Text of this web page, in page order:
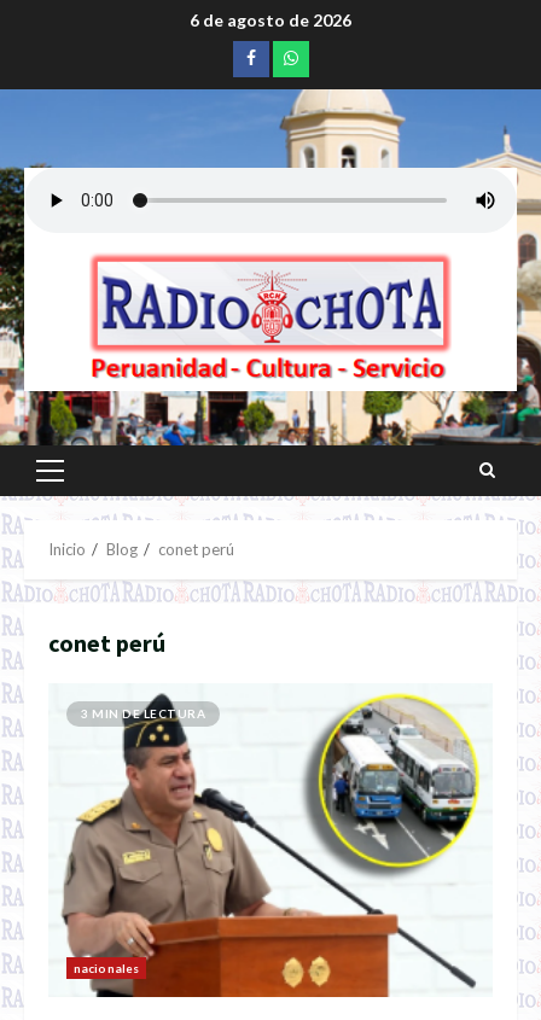
6 de agosto de 2026
Facebookwhatsapp
Menú
principal
Inicio Blog conet perú
conet perú
3 MIN DE LECTURA
nacionales